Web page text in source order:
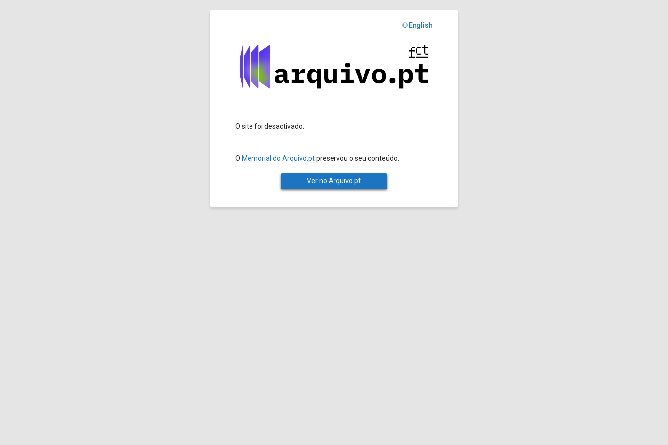
🌐 English
O site foi desactivado.
O Memorial do Arquivo.ptpreservou o seu conteúdo.
Ver no Arquivo.pt